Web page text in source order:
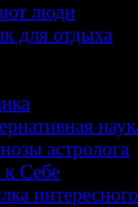
люди
для отдыха
астролога
Себе
интересного